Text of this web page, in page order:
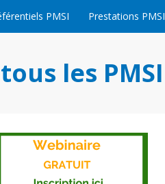
PMSI Prestations PMSI
les PMSI